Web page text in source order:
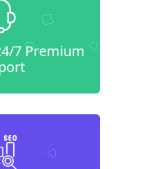
7 Premium